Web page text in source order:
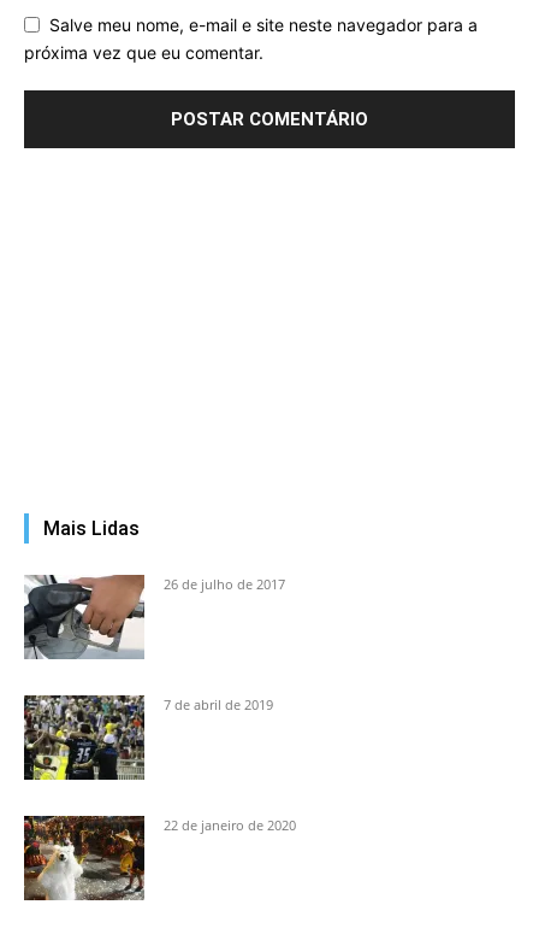
Salve meu nome, e-mail e site neste navegador para a
próxima vez que eu comentar.
Mais Lidas
26 de julho de 2017
7 de abril de 2019
22 de janeiro de 2020